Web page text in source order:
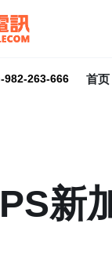
982-263-666 首页
新